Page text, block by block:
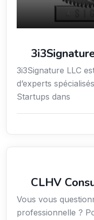
3i3Signature LLC
d’experts
Startups dans
CLHV
Vous vous
professionnelle ?